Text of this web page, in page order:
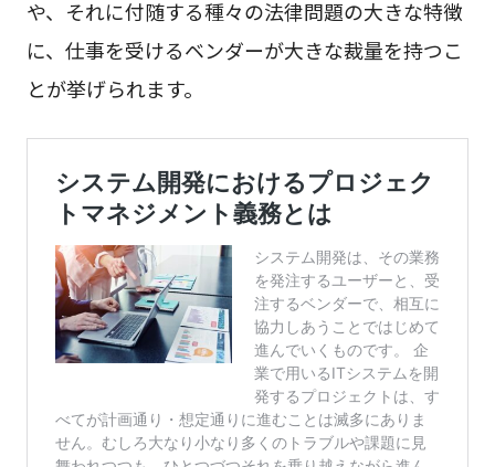
や、それに付随する種々の法律問題の大きな特徴
に、仕事を受けるベンダーが大きな裁量を持つこ
とが挙げられます。